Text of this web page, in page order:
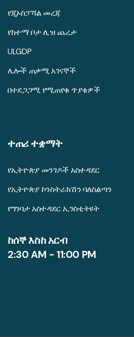
የጂኦስፓሻል መረጃ
የከተማ ቦታ ሊዝ ጨረታ
ULGDP
ሌሎች ጠቃሚ አገናኞች
በተደጋጋሚ የሚጠየቁ ጥያቄዎች
ተጠሪ ተቋማት
የኢትዮጵያ መንገዶች አስተዳደር
የኢትዮጵያ ኮንስትራክሽን ባለስልጣን
የግንባታ አስተዳደር ኢንስቲትዩት
ከሰኞ እስከ አርብ
2:30 AM - 11:00 PM